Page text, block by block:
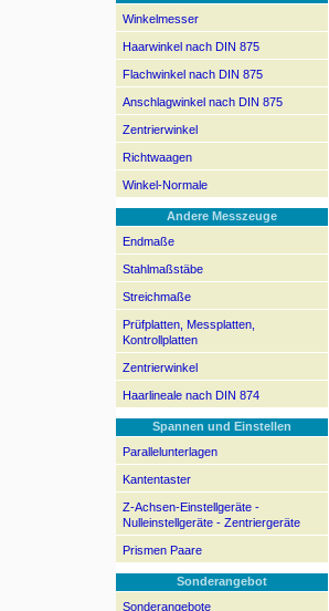
Winkelmesser
Haarwinkel nach DIN 875
Flachwinkel nach DIN 875
Anschlagwinkel nach DIN 875
Zentrierwinkel
Richtwaagen
Winkel-Normale
Andere Messzeuge
Endmaße
Stahlmaßstäbe
Streichmaße
Prüfplatten, Messplatten,
Kontrollplatten
Zentrierwinkel
Haarlineale nach DIN 874
Spannen und Einstellen
Parallelunterlagen
Kantentaster
Z-Achsen-Einstellgeräte -
Nulleinstellgeräte - Zentriergeräte
Prismen Paare
Sonderangebot
Sonderangebote